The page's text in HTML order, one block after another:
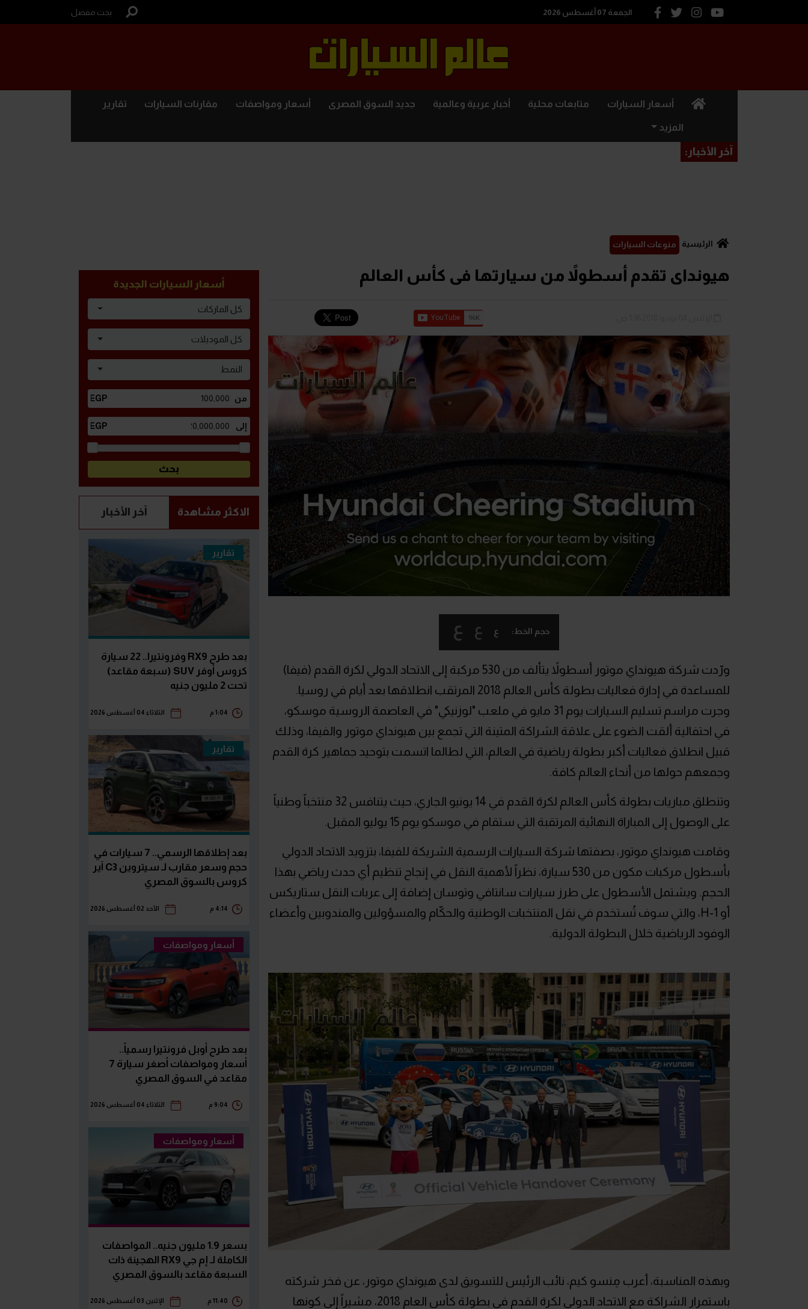
الجمعة 07 أغسطس 2026 بحث مفصل
(current) أسعار السيارات متابعات محلية أخبار عربية وعالمية جديد السوق المصرى أسعار ومواصفات مقارنات السيارات تقارير
المزيد
آخر الأخبار:
الرئيسية منوعات السيارات
هيونداى تقدم أسطولاً من سيارتها فى كأس العالم
حجم الخط: ع ع ع
ورّدت شركة هيونداي موتور أسطولاً يتألف من 530 مركبة إلى الاتحاد الدولي لكرة القدم (فيفا)
للمساعدة في إدارة فعاليات بطولة كأس العالم 2018 المرتقب انطلاقها بعد أيام في روسيا.
وجرت مراسم تسليم السيارات يوم 31 مايو في ملعب "لوزنيكي" في العاصمة الروسية موسكو،
في احتفالية ألقت الضوء على علاقة الشراكة المتينة التي تجمع بين هيونداي موتور والفيفا، وذلك
قبيل انطلاق فعاليات أكبر بطولة رياضية في العالم، التي لطالما اتسمت بتوحيد جماهير كرة القدم
وجمعهم حولها من أنحاء العالم كافة.
وتنطلق مباريات بطولة كأس العالم لكرة القدم في 14 يونيو الجاري، حيث يتنافس 32 منتخباً وطنياً
على الوصول إلى المباراة النهائية المرتقبة التي ستقام في موسكو يوم 15 يوليو المقبل.
وقامت هيونداي موتور، بصفتها شركة السيارات الرسمية الشريكة للفيفا، بتزويد الاتحاد الدولي
بأسطول مركبات مكون من 530 سيارة، نظراً لأهمية النقل في إنجاح تنظيم أي حدث رياضي بهذا
الحجم. ويشتمل الأسطول على طرز سيارات سانتافي وتوسان إضافة إلى عربات النقل ستاريكس
أو H-1، والتي سوف تُستخدم في نقل المنتخبات الوطنية والحكّام والمسؤولين والمندوبين وأعضاء
الوفود الرياضية خلال البطولة الدولية.
وبهذه المناسبة، أعرب مِنسو كيم، نائب الرئيس للتسويق لدى هيونداي موتور، عن فخر شركته
باستمرار الشراكة مع الاتحاد الدولي لكرة القدم في بطولة كأس العام 2018، مشيراً إلى كونها
أسعار السيارات الجديدة
كل الماركات
كل الموديلات
النمط
الاكثر مشاهدة آخر الأخبار
تقارير
بعد طرح RX9 وفرونتيرا.. 22 سيارة
كروس أوفر SUV (سبعة مقاعد)
تحت 2 مليون جنيه
1:04 م الثلاثاء 04 أغسطس 2026
تقارير
بعد إطلاقها الرسمي.. 7 سيارات في
حجم وسعر مقارب لـ سيتروين C3 آير
كروس بالسوق المصري
4:14 م الأحد 02 أغسطس 2026
أسعار ومواصفات
بعد طرح أوبل فرونتيرا رسمياً..
أسعار ومواصفات أصغر سيارة 7
مقاعد في السوق المصري
9:04 م الثلاثاء 04 أغسطس 2026
أسعار ومواصفات
بسعر 1.9 مليون جنيه.. المواصفات
الكاملة لـ إم جي RX9 الهجينة ذات
السبعة مقاعد بالسوق المصري
11:40 م الإثنين 03 أغسطس 2026